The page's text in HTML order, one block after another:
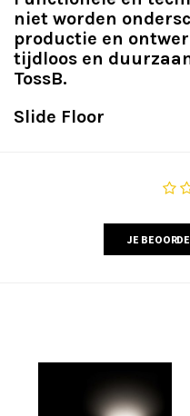
niet worden
productie en
tijdloos en
TossB.
Slide Floor
JE